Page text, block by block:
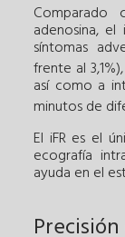
adenosina,
síntomas
frente al
así como a
minutos de
El iFR es el
ecografía
ayuda en el